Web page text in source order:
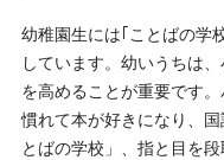
幼稚園生には｢ことばの学
しています。幼いうちは
を高めることが重要です
慣れて本が好きになり、
とばの学校」、指と目を